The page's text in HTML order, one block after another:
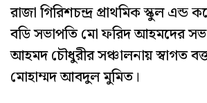
রাজা গিরিশচন্দ্র প্রাথমিক স্কুল এন্ড
বডি সভাপতি মো ফরিদ আহমদের
আহমদ চৌধুরীর সঞ্চালনায় স্বাগত
মোহাম্মদ আবদুল মুমিত।